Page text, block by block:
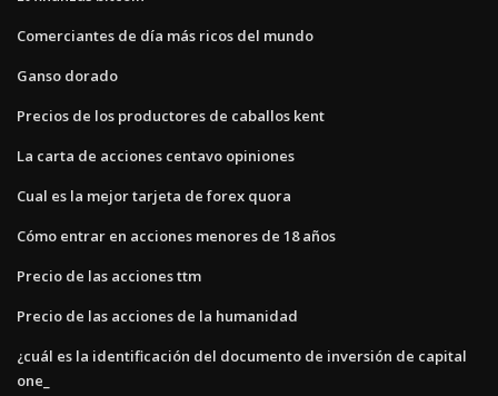
Comerciantes de día más ricos del mundo
Ganso dorado
Precios de los productores de caballos kent
La carta de acciones centavo opiniones
Cual es la mejor tarjeta de forex quora
Cómo entrar en acciones menores de 18 años
Precio de las acciones ttm
Precio de las acciones de la humanidad
¿cuál es la identificación del documento de inversión de capital
one_